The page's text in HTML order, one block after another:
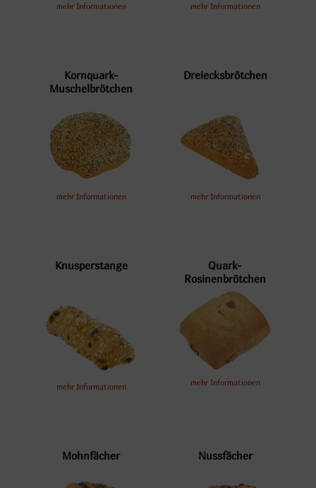
mehr Informationen mehr Informationen
Kornquark-
Muschelbrötchen
mehr Informationen
Dreiecksbrötchen
mehr Informationen
Knusperstange
mehr Informationen
Quark-
Rosinenbrötchen
mehr Informationen
Mohnfächer Nussfächer